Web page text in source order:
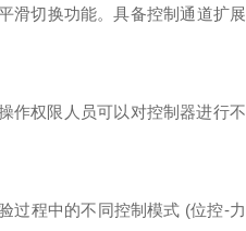
滑切换功能。具备控制通道扩展
作权限人员可以对控制器进行不
过程中的不同控制模式 (位控-力